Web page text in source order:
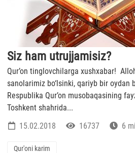
Siz ham utrujjamisiz?
Qur’on tinglovchilarga xushxabar!
sanolarimiz bo‘lsinki, qariyb bir oydan
Respublika Qur’on musobaqasining
Toshkent shahrida...
15.02.2018
16737 6
Qur'oni karim